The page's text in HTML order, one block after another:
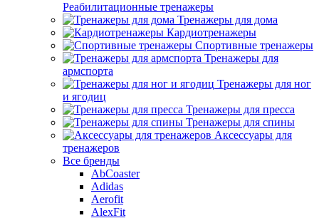
Реабилитационные тренажеры
Тренажеры для дома
Кардиотренажеры
Спортивные тренажеры
Тренажеры для
армспорта
Тренажеры для ног
и ягодиц
Тренажеры для пресса
Тренажеры для спины
Аксессуары для
тренажеров
Все бренды
AbCoaster
Adidas
Aerofit
AlexFit